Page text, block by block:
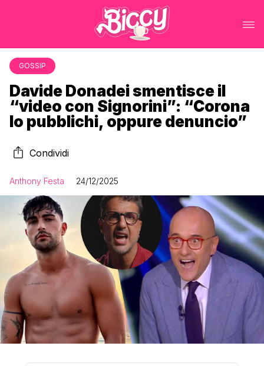
GOSSIP
Davide Donadei smentisce il
“video con Signorini”: “Corona
lo pubblichi, oppure denuncio”
Condividi
Anthony Festa 24/12/2025